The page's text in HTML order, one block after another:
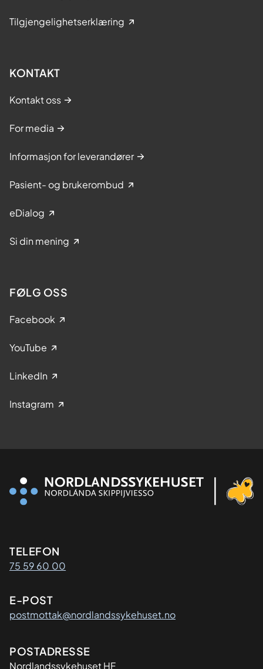
Tilgjengelighetserklæring
KONTAKT
Kontakt oss
For media
Informasjon for leverandører
Pasient- og brukerombud
eDialog
Si din mening
FØLG OSS
Facebook
YouTube
LinkedIn
Instagram
Kontaktinformasjon
TELEFON
75 59 60 00
E-POST
postmottak@nordlandssykehuset.no
Adresse
POSTADRESSE
Nordlandssykehuset HF